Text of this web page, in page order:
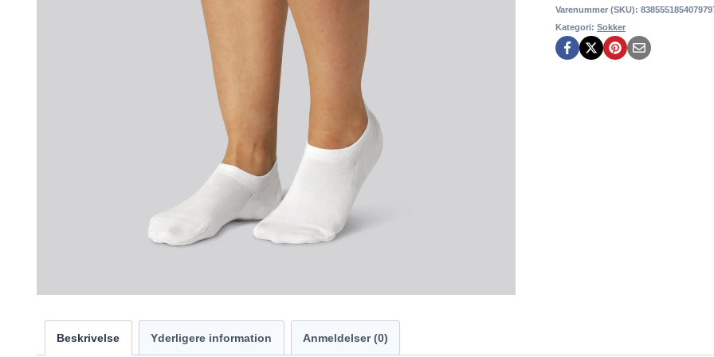
Varenummer (SKU):
Kategori:Sokker
Beskrivelse Yderligere information Anmeldelser (0)